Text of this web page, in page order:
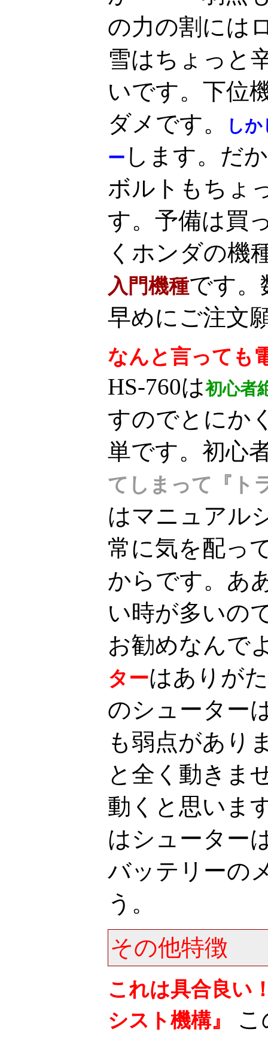
の力の割には
雪はちょっと
いです。下位
ダメです。
し
ー します。だ
ボルトもちょ
す。予備は買
くホンダの機
入門機種です。
早めにご注文
なんと言っても
HS-760は初心者
すのでとにか
単です。初心
てしまって『ト
はマニュアル
常に気を配っ
からです。あ
い時が多いの
お勧めなんで
ターはありが
のシューター
も弱点があり
と全く動きま
動くと思いま
はシューター
バッテリーの
う。
その他特徴
これは具合良い
シスト機構』